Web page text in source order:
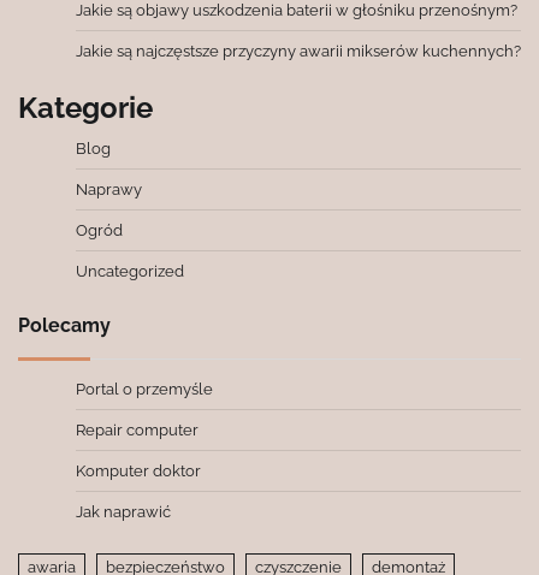
Jakie są objawy uszkodzenia baterii w głośniku przenośnym?
Jakie są najczęstsze przyczyny awarii mikserów kuchennych?
Kategorie
Blog
Naprawy
Ogród
Uncategorized
Polecamy
Portal o przemyśle
Repair computer
Komputer doktor
Jak naprawić
awaria bezpieczeństwo czyszczenie demontaż